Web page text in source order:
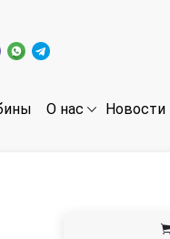
О нас Новости